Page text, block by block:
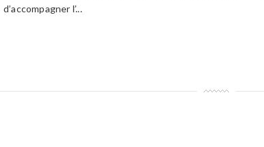
d’accompagner l’...